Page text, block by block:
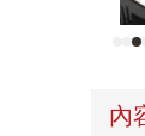
內